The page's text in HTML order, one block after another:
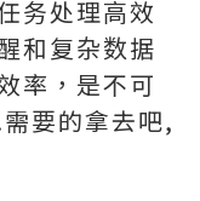
务处理高效
和复杂数据
率，是不可
要的拿去吧,